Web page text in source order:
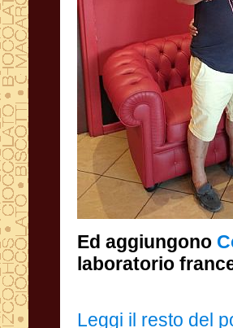
Ed aggiungono
laboratorio
Leggi il resto del